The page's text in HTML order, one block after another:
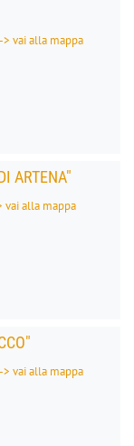
vai alla mappa
ARTENA"
vai alla mappa
vai alla mappa